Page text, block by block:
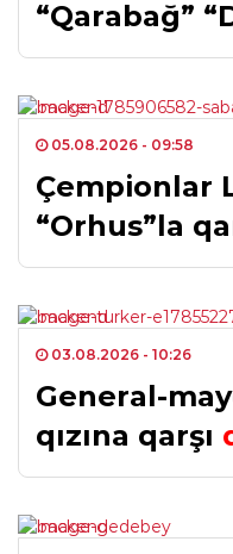
“Qarabağ”
05.08.2026 - 09:58
Çempionlar
“Orhus”la
03.08.2026 - 10:26
General-
qızına qarşı